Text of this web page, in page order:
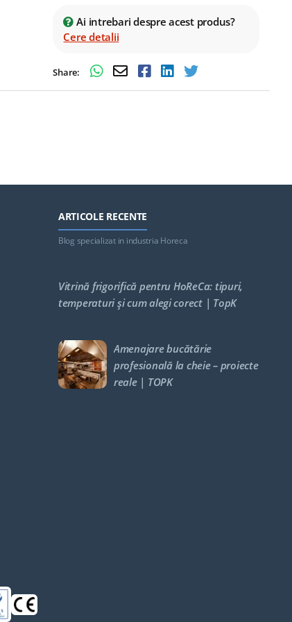
Ai intrebari despre acest produs?
Cere detalii
Share:
ARTICOLE RECENTE
Blog specializat in industria Horeca
Vitrină frigorifică pentru HoReCa: tipuri,
temperaturi și cum alegi corect | TopK
Amenajare bucătărie
profesională la cheie – proiecte
reale | TOPK